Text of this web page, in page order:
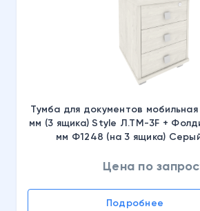
Тумба для документов
мм (3 ящика) Style Л.ТМ-3F +
мм Ф1248 (на 3 ящика)
Цена по
Подробнее